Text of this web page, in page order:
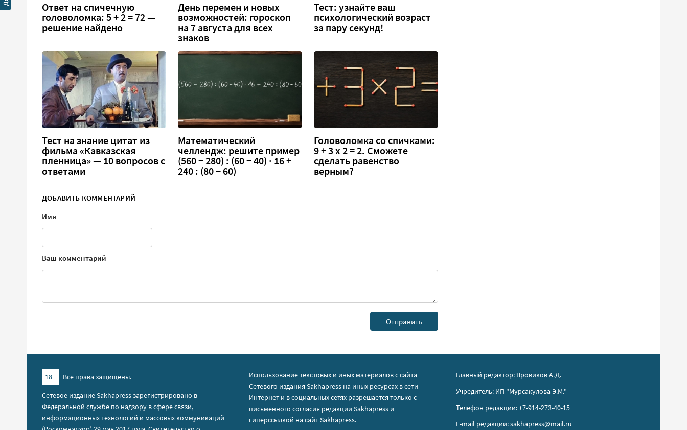
Ответ на спичечную
головоломка: 5 + 2 = 72 —
решение найдено
День перемен и новых
возможностей: гороскоп
на 7 августа для всех
знаков
Тест: узнайте ваш
психологический возраст
за пару секунд!
Тест на знание цитат из
фильма «Кавказская
пленница» — 10 вопросов с
ответами
Математический
челлендж: решите пример
(560 − 280) : (60 − 40) · 16 +
240 : (80 − 60)
Головоломка со спичками:
9 + 3 х 2 = 2. Сможете
сделать равенство
верным?
ДОБАВИТЬ КОММЕНТАРИЙ
Имя
Ваш комментарий
18+
Все права защищены.
Сетевое издание Sakhapress зарегистрировано в
Федеральной службе по надзору в сфере связи,
информационных технологий и массовых коммуникаций
Использование текстовых и иных материалов с сайта
Сетевого издания Sakhapress на иных ресурсах в сети
Интернет и в социальных сетях разрешается только с
письменного согласия редакции Sakhapress и
гиперссылкой на сайт Sakhapress.
Главный редактор: Яровиков А.Д.
Учредитель: ИП "Мурсакулова Э.М."
Телефон редакции: +7-914-273-40-15
E-mail редакции: sakhapress@mail.ru